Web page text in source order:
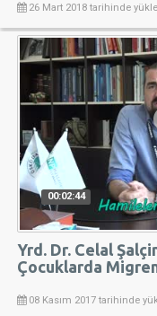
26 Mart 2018 tarihinde
00:02:44
Yrd. Dr. Celal
Çocuklarda
08 Kasım 2017 tarihinde